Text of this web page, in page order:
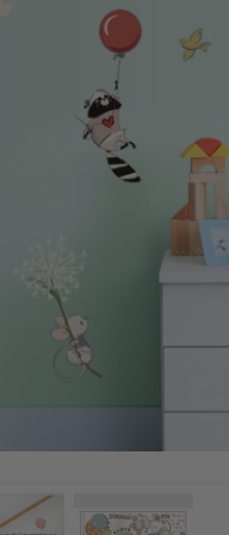
und Schmetterlinge